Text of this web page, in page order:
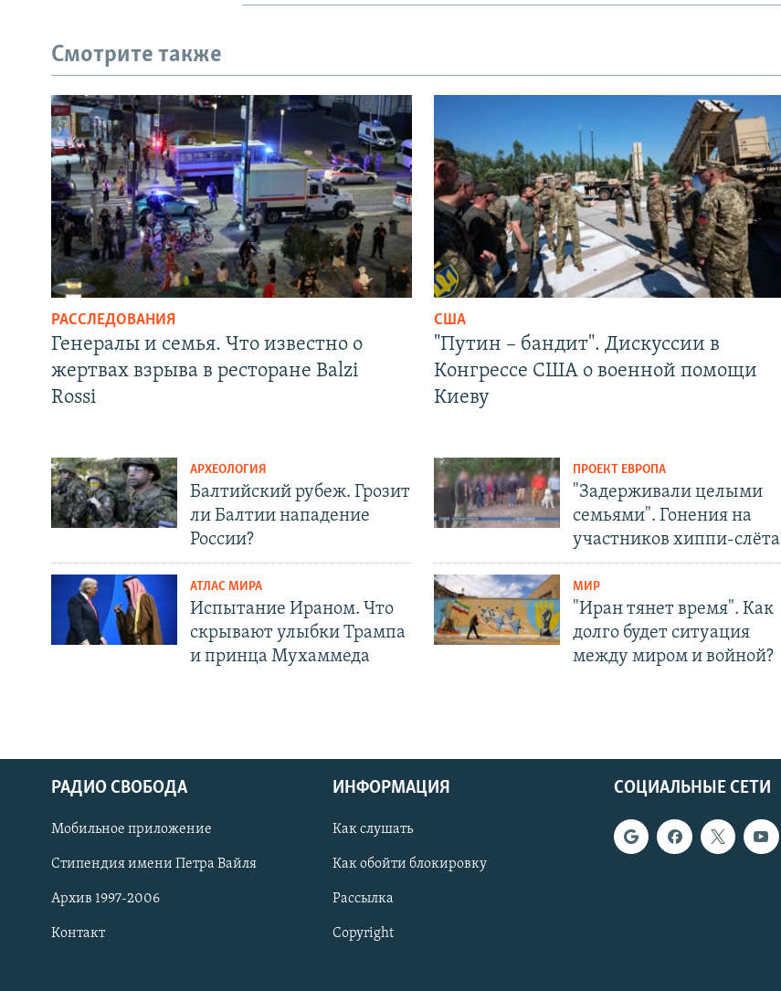
СОЦИАЛЬНЫЕ СЕТИ
Смотрите также
РАССЛЕДОВАНИЯ
Генералы и семья. Что известно о
жертвах взрыва в ресторане Balzi
Rossi
США
"Путин – бандит". Дискуссии в
Конгрессе США о военной помощи
Киеву
АРХЕОЛОГИЯ
Балтийский рубеж. Грозит
ли Балтии нападение
России?
АТЛАС МИРА
Испытание Ираном. Что
скрывают улыбки Трампа
и принца Мухаммеда
ПРОЕКТ ЕВРОПА
"Задерживали целыми
семьями". Гонения на
участников хиппи-слёта
МИР
"Иран тянет время". Как
долго будет ситуация
между миром и войной?
СОЦИАЛЬНЫЕ СЕТИ
РАДИО СВОБОДА
Мобильное приложение
Стипендия имени Петра Вайля
Архив 1997-2006
Контакт
ИНФОРМАЦИЯ
Как слушать
Как обойти блокировку
Рассылка
Copyright